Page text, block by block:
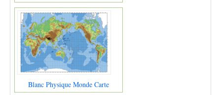
Blanc Physique Monde Carte